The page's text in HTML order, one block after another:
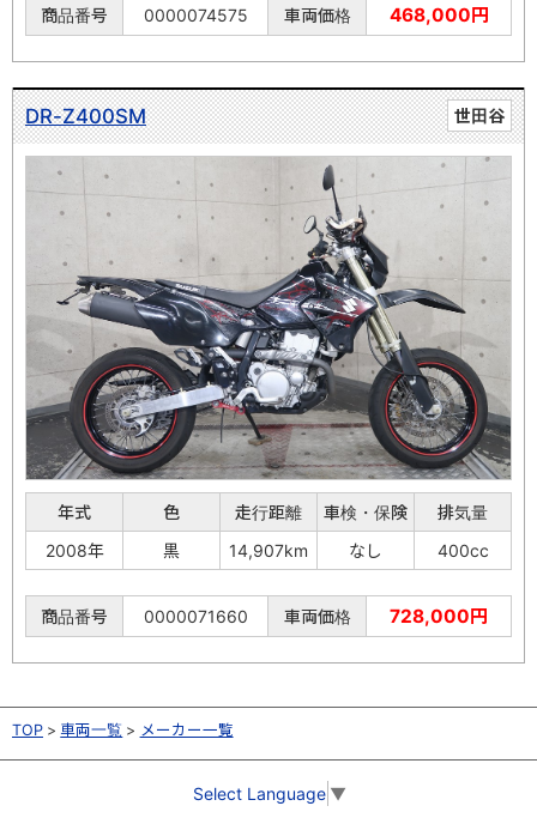
商品番号 0000074575 車両価格 468,000円
世田谷
DR-Z400SM
年式 色 走行距離 車検・保険
排気量
2008年
黒 14,907km なし 400cc
商品番号 0000071660 車両価格 728,000円
TOP 車両一覧 メーカー一覧
Select Language ▼